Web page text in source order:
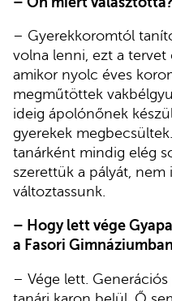
– Gyerekkoromtól
volna lenni, ezt a tervet
amikor nyolc éves
megműtöttek
ideig ápolónőnek
gyerekek
tanárként mindig elég
szerettük a pályát,
változtassunk.
– Hogy lett vége
a Fasori
– Vége lett.